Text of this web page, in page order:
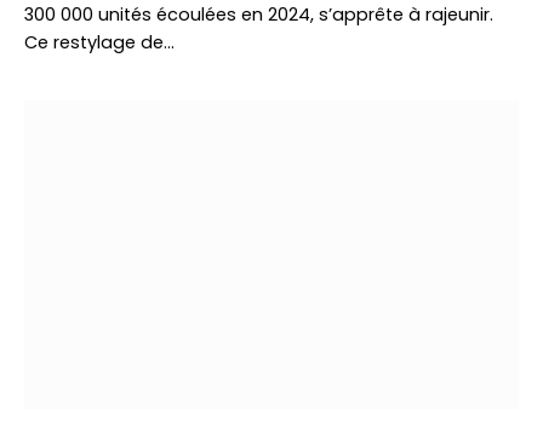
300 000 unités écoulées en 2024, s’apprête à rajeunir.
Ce restylage de…